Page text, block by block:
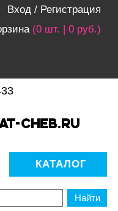
Вход / Регистрация
(0 шт. | 0 руб.)
КАТАЛОГ